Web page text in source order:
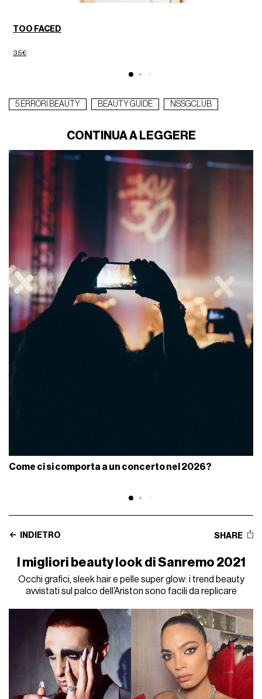
TOO FACED
35€
5 ERRORI BEAUTY BEAUTY GUIDE NSSGCLUB
CONTINUA A LEGGERE
Come ci si comporta a un concerto nel 2026?
INDIETRO SHARE
I migliori beauty look di Sanremo 2021
Occhi grafici, sleek hair e pelle super glow: i trend beauty
avvistati sul palco dell’Ariston sono facili da replicare